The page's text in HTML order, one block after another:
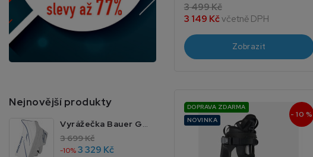
Nejnovější produkty
Vyrážečka Bauer GSX JR MTO
3 699 Kč
-10%3 329 Kč
3 499 Kč
3 149 Kčvčetně DPH
Zobrazit
DOPRAVA ZDARMA
NOVINKA
- 10 %